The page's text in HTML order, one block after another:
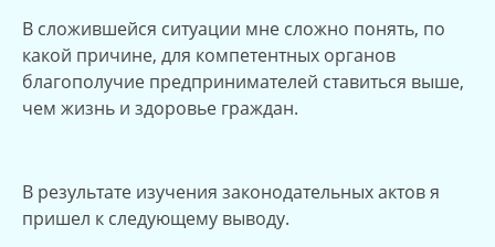
В сложившейся ситуации мне сложно понять, по
какой причине, для компетентных органов
благополучие предпринимателей ставиться выше,
чем жизнь и здоровье граждан.
В результате изучения законодательных актов я
пришел к следующему выводу.